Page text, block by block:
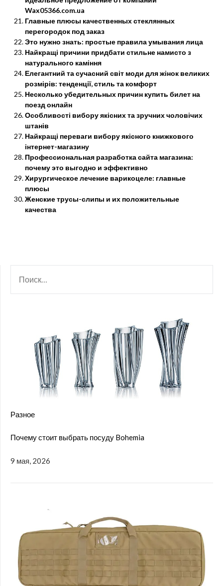
Wax05366.com.ua
Главные плюсы качественных стеклянных
перегородок под заказ
Это нужно знать: простые правила умывания лица
Найкращі причини придбати стильне намисто з
натурального каміння
Елегантний та сучасний світ моди для жінок великих
розмірів: тенденції, стиль та комфорт
Несколько убедительных причин купить билет на
поезд онлайн
Особливості вибору якісних та зручних чоловічих
штанів
Найкращі переваги вибору якісного книжкового
інтернет-магазину
Профессиональная разработка сайта магазина:
почему это выгодно и эффективно
Хирургическое лечение варикоцеле: главные
плюсы
Женские трусы-слипы и их положительные
качества
Разное
Почему стоит выбрать посуду Bohemia
9 мая, 2026